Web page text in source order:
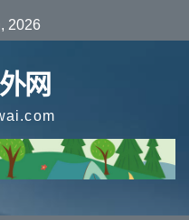
2026
网